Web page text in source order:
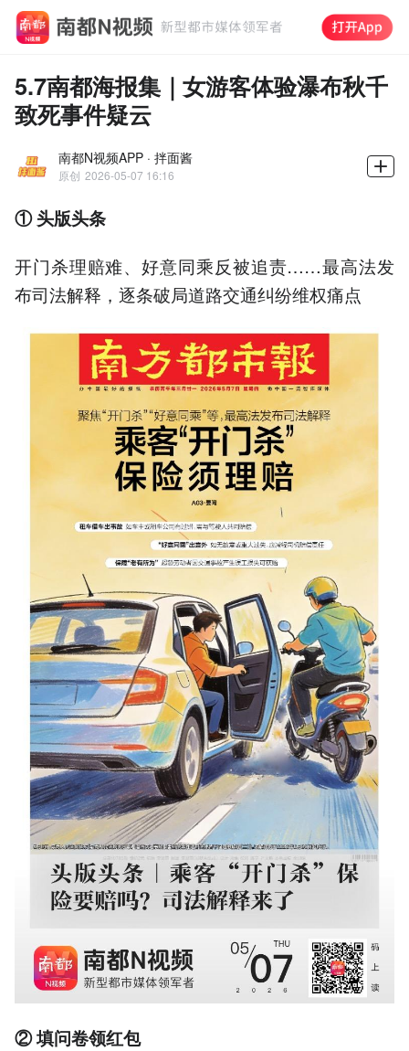
5.7南都海报集｜女游客体验瀑布秋千
致死事件疑云
南都N视频APP · 拌面酱
原创 2026-05-07 16:16
① 头版头条
开门杀理赔难、好意同乘反被追责……最高法发
布司法解释，逐条破局道路交通纠纷维权痛点
② 填问卷领红包